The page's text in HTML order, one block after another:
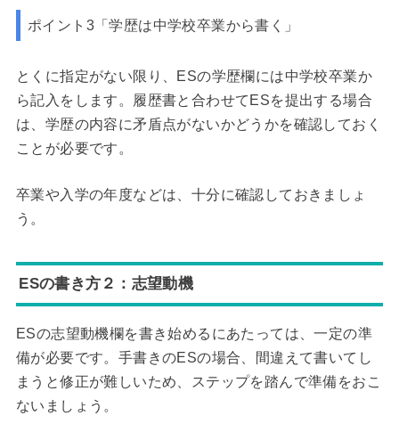
ポイント3「学歴は中学校卒業から書く」
とくに指定がない限り、ESの学歴欄には中学校卒業か
ら記入をします。履歴書と合わせてESを提出する場合
は、学歴の内容に矛盾点がないかどうかを確認しておく
ことが必要です。
卒業や入学の年度などは、十分に確認しておきましょ
う。
ESの書き方２：志望動機
ESの志望動機欄を書き始めるにあたっては、一定の準
備が必要です。手書きのESの場合、間違えて書いてし
まうと修正が難しいため、ステップを踏んで準備をおこ
ないましょう。